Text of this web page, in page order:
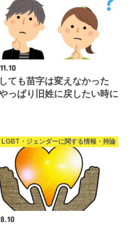
ても苗字は変えなかった
っぱり旧姓に戻したい時に
LGBT・ジェンダーに関する情報・持論